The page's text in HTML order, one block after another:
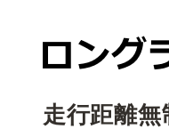
走行距離